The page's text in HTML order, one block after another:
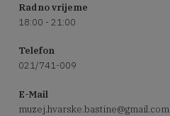
Radno vrijeme
18:00 - 21:00
Telefon
021/741-009
E-Mail
muzej.hvarske.bastine@gmail.com